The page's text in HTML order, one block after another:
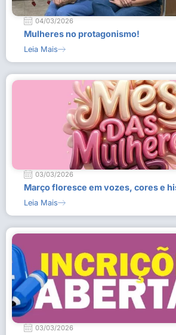
04/03/2026
Mulheres no protagonismo!
Leia Mais
03/03/2026
Março floresce em vozes, cores e
Leia Mais
03/03/2026